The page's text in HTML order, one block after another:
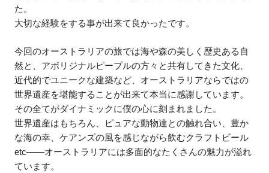
た。
大切な経験をする事が出来て良かったです。
今回のオーストラリアの旅では海や森の美しく歴史ある自
然と、アボリジナルピープルの方々と共有してきた文化、
近代的でユニークな建築など、オーストラリアならではの
世界遺産を堪能することが出来て本当に感謝しています。
その全てがダイナミックに僕の心に刻まれました。
世界遺産はもちろん、ピュアな動物達との触れ合い、豊か
な海の幸、ケアンズの風を感じながら飲むクラフトビール
etc——オーストラリアには多面的なたくさんの魅力が溢れ
ています。